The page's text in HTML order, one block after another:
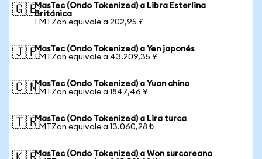
🇬🇧MasTec (Ondo Tokenized) a Libra Esterlina
Británica
1 MTZon equivale a 202,95 £
🇯🇵MasTec (Ondo Tokenized) a Yen japonés
1 MTZon equivale a 43.209,35 ¥
🇨🇳MasTec (Ondo Tokenized) a Yuan chino
1 MTZon equivale a 1847,46 ¥
🇹🇷MasTec (Ondo Tokenized) a Lira turca
1 MTZon equivale a 13.060,28 ₺
MasTec (Ondo Tokenized) a Won surcoreano